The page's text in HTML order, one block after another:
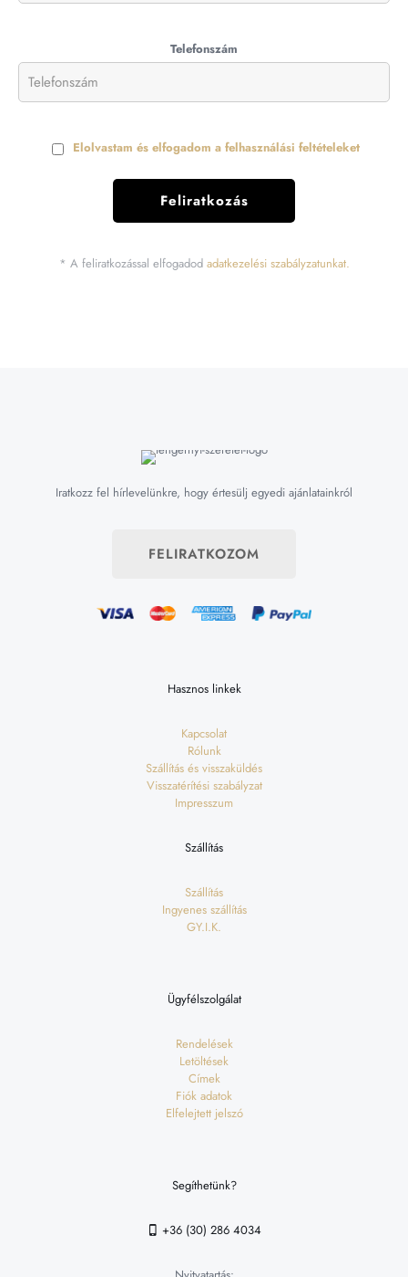
Telefonszám
Elolvastam és elfogadom a felhasználási feltételeket
* A feliratkozással elfogadod adatkezelési szabályzatunkat.
Iratkozz fel hírlevelünkre, hogy értesülj egyedi ajánlatainkról
FELIRATKOZOM
Hasznos linkek
Kapcsolat
Rólunk
Szállítás és visszaküldés
Visszatérítési szabályzat
Impresszum
Szállítás
Szállítás
Ingyenes szállítás
GY.I.K.
Ügyfélszolgálat
Rendelések
Letöltések
Címek
Fiók adatok
Elfelejtett jelszó
Segíthetünk?
+36 (30) 286 4034